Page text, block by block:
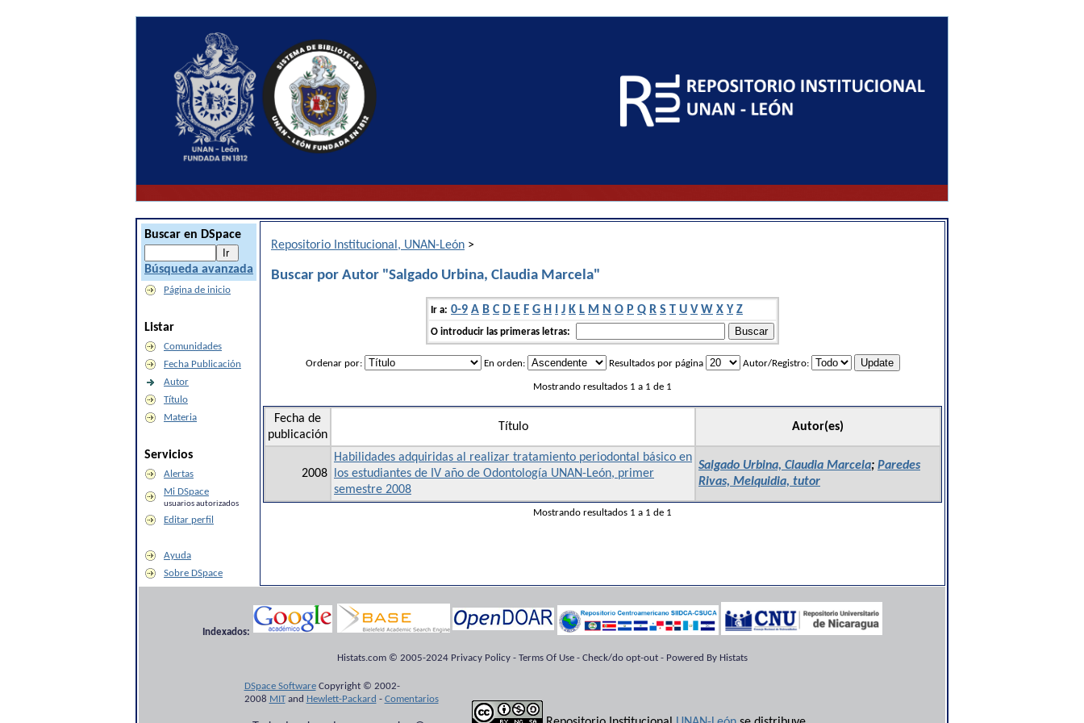
Buscar en DSpace
Búsqueda avanzada
Página de inicio
Listar
Comunidades
Fecha Publicación
Autor
Título
Materia
Servicios
Alertas
Mi DSpace
usuarios autorizados
Editar perfil
Ayuda
Sobre DSpace
Repositorio Institucional, UNAN-León >
Buscar por Autor "Salgado Urbina, Claudia Marcela"
Ir a: 0-9 A B C D E F G H I J K L M N O P Q R S T U V W X Y Z
O introducir las primeras letras:
Ordenar por: En orden: Resultados por página Autor/Registro:
Mostrando resultados 1 a 1 de 1
Fecha de
publicación
Título Autor(es)
2008
Habilidades adquiridas al realizar tratamiento periodontal básico en
los estudiantes de IV año de Odontología UNAN-León, primer
semestre 2008
Salgado Urbina, Claudia Marcela; Paredes
Rivas, Melquidia, tutor
Mostrando resultados 1 a 1 de 1
Indexados:
Histats.com © 2005-2024 Privacy Policy - Terms Of Use - Check/do opt-out - Powered By Histats
DSpace SoftwareCopyright © 2002-
2008 MITand Hewlett-Packard - Comentarios